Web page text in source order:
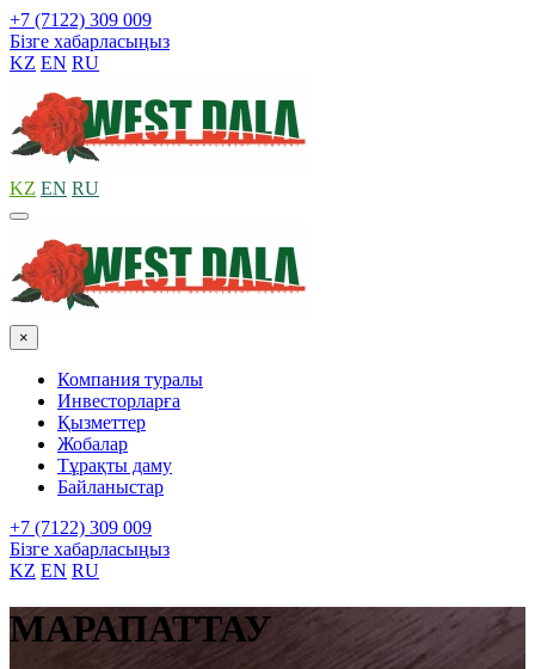
+7 (7122) 309 009
Бізге хабарласыңыз
KZ EN RU
KZ EN RU
×
Компания туралы
Инвесторларға
Қызметтер
Жобалар
Тұрақты даму
Байланыстар
+7 (7122) 309 009
Бізге хабарласыңыз
KZ EN RU
МАРАПАТТАУ